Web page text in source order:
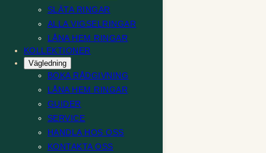
SLÄTA RINGAR
ALLA VIGSELRINGAR
LÅNA HEM RINGAR
KOLLEKTIONER
Vägledning
BOKA RÅDGIVNING
LÅNA HEM RINGAR
GUIDER
SERVICE
HANDLA HOS OSS
KONTAKTA OSS